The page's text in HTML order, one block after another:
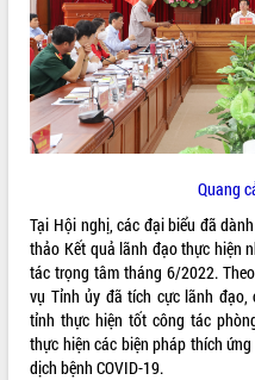
VĂN BẢN HĐND TỈNH
ĐIỂM TIN VĂN BẢN
QUY HOẠCH - KẾ HOẠCH
Quang
Tại Hội nghị, các đại biểu đã
thảo Kết quả lãnh đạo thực hiện
tác trọng tâm tháng 6/2022.
vụ Tỉnh ủy đã tích cực lãnh
tỉnh thực hiện tốt công tác
thực hiện các biện pháp thích
dịch bệnh COVID-19.